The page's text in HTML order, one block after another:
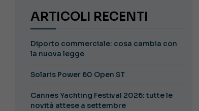
ARTICOLI RECENTI
Diporto commerciale: cosa cambia con
la nuova legge
Solaris Power 60 Open ST
Cannes Yachting Festival 2026: tutte le
novità attese a settembre